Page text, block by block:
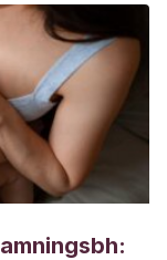
y proceso de
Winnicott.Anuario
para